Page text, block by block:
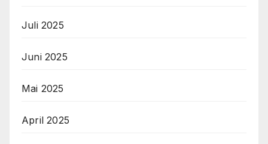
Juli 2025
Juni 2025
Mai 2025
April 2025